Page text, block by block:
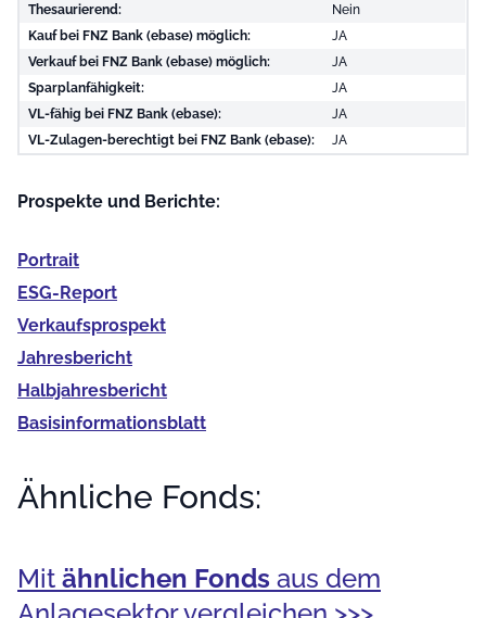
Thesaurierend:
Nein
Kauf bei FNZ Bank (ebase) möglich:
JA
Verkauf bei FNZ Bank (ebase) möglich:
JA
Sparplanfähigkeit:
JA
VL-fähig bei FNZ Bank (ebase):
JA
VL-Zulagen-berechtigt bei FNZ Bank (ebase):
JA
Prospekte und Berichte:
Portrait
ESG-Report
Verkaufs­prospekt
Jahres­bericht
Halb­jahres­bericht
Basis­informationsblatt
Ähnliche Fonds:
Mit ähnlichen Fonds aus dem